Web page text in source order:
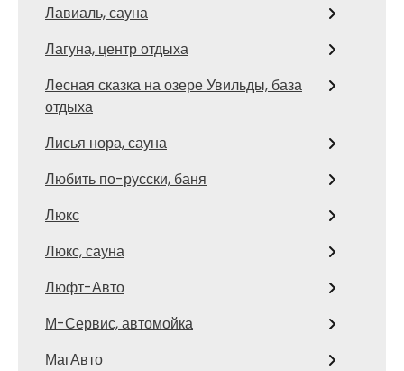
Лавиаль, сауна
Лагуна, центр отдыха
Лесная сказка на озере Увильды, база
отдыха
Лисья нора, сауна
Любить по-русски, баня
Люкс
Люкс, сауна
Люфт-Авто
М-Сервис, автомойка
МагАвто